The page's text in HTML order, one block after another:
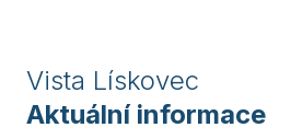
Vista Lískovec
Aktuální informace